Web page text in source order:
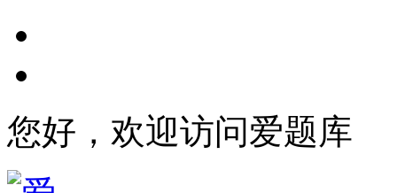
您好，欢迎访问爱题库